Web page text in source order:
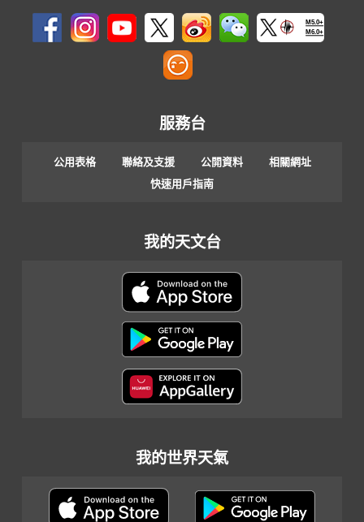
M5.0+
M6.0+
服務台
公用表格 聯絡及支援 公開資料
相關網址
快速用戶指南
我的天文台
我的世界天氣